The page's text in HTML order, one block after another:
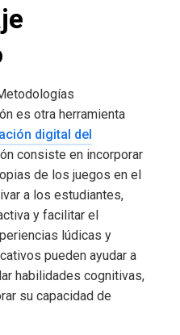
es otra herramienta
digital del
consiste en incorporar
de los juegos en el
a los estudiantes,
y facilitar el
lúdicas y
pueden ayudar a
habilidades cognitivas,
su capacidad de